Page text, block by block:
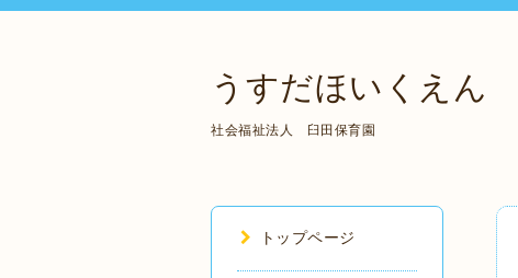
うすだほいくえん
社会福祉法人 臼田保育園
トップページ